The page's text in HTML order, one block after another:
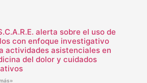
alerta sobre el uso de
con enfoque investigativo
actividades asistenciales en
del dolor y cuidados